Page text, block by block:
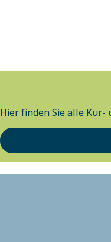
Hier finden Sie alle Kur-